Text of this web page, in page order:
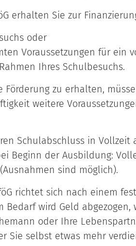
erhalten Sie zur
oder
Voraussetzungen für ein
Ihres Schulbesuchs.
Förderung zu erhalten,
weitere
Schulabschluss in Vollzeit
Beginn der Ausbildung:
sind möglich).
richtet sich nach einem
Bedarf wird Geld
oder Ihre
Sie selbst etwas mehr